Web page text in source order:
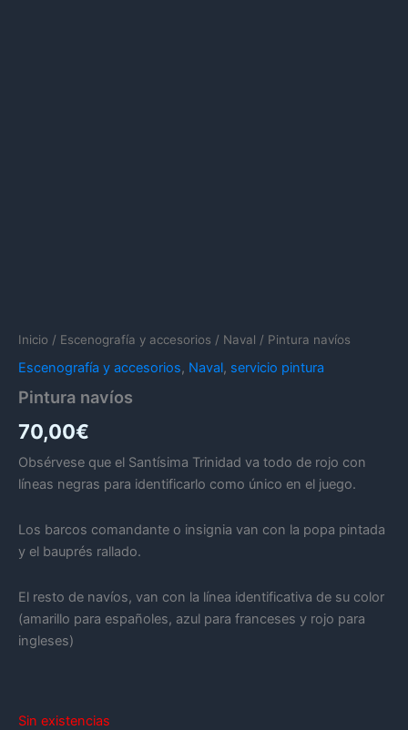
Inicio / Escenografía y accesorios / Naval / Pintura navíos
Escenografía y accesorios, Naval, servicio pintura
Pintura navíos
70,00€
Obsérvese que el Santísima Trinidad va todo de rojo con
líneas negras para identificarlo como único en el juego.
Los barcos comandante o insignia van con la popa pintada
y el bauprés rallado.
El resto de navíos, van con la línea identificativa de su color
(amarillo para españoles, azul para franceses y rojo para
ingleses)
Sin existencias